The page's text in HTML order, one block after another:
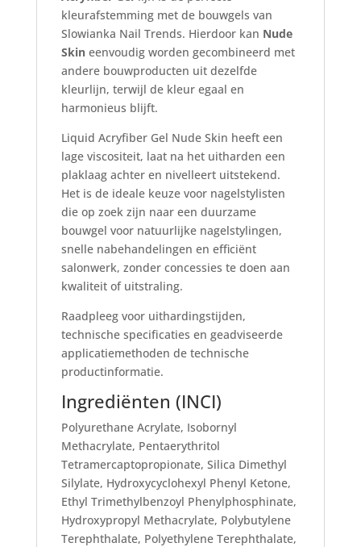
kleurafstemming met de bouwgels van
Slowianka Nail Trends. Hierdoor kan Nude
Skineenvoudig worden gecombineerd met
andere bouwproducten uit dezelfde
kleurlijn, terwijl de kleur egaal en
harmonieus blijft.
Liquid Acryfiber Gel Nude Skin heeft een
lage viscositeit, laat na het uitharden een
plaklaag achter en nivelleert uitstekend.
Het is de ideale keuze voor nagelstylisten
die op zoek zijn naar een duurzame
bouwgel voor natuurlijke nagelstylingen,
snelle nabehandelingen en efficiënt
salonwerk, zonder concessies te doen aan
kwaliteit of uitstraling.
Raadpleeg voor uithardingstijden,
technische specificaties en geadviseerde
applicatiemethoden de technische
productinformatie.
Ingrediënten (INCI)
Polyurethane Acrylate, Isobornyl
Methacrylate, Pentaerythritol
Tetramercaptopropionate, Silica Dimethyl
Silylate, Hydroxycyclohexyl Phenyl Ketone,
Ethyl Trimethylbenzoyl Phenylphosphinate,
Hydroxypropyl Methacrylate, Polybutylene
Terephthalate, Polyethylene Terephthalate,